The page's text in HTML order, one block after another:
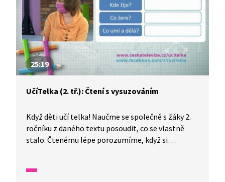
25:19
UčíTelka (2. tř.): Čtení s vysuzováním
Když děti učí telka! Naučme se společně s žáky 2.
ročníku z daného textu posoudit, co se vlastně
stalo. Čtenému lépe porozumíme, když si
musíme hledat i „mezi řádky“.